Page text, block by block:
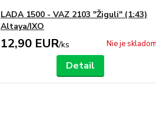
LADA 1500 - VAZ 2103 "Žiguli" (1:43)
Altaya/IXO
12,90 EUR/ks Nie je skladom
Detail